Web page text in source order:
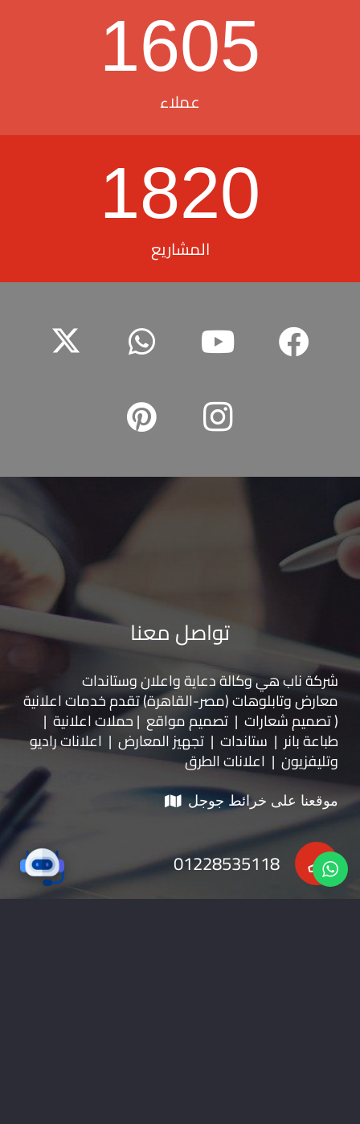
1605
عملاء
1820
المشاريع
تواصل معنا
شركة ناب هي وكالة دعاية واعلان وستاندات
معارضوتابلوهات(مصر-القاهرة) تقدم خدمات اعلانية
( تصميم شعارات | تصميم مواقع | حملات اعلانية |
طباعة بانر | ستاندات | تجهيز المعارض | اعلانات راديو
وتليفزيون | اعلانات الطرق
موقعنا على خرائط جوجل
01228535118